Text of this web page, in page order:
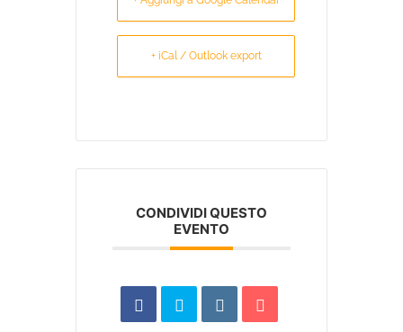
+ iCal / Outlook export
CONDIVIDI QUESTO
EVENTO